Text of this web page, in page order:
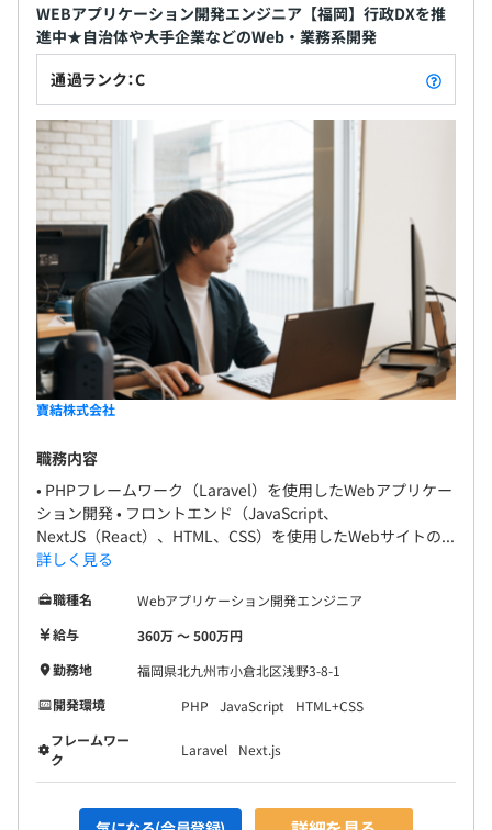
WEBアプリケーション開発エンジニア【福岡】行政DXを推
進中★自治体や大手企業などのWeb・業務系開発
通過ランク：C
寶結株式会社
職務内容
• PHPフレームワーク（Laravel）を使用したWebアプリケー
ション開発 • フロントエンド（JavaScript、
NextJS（React）、HTML、CSS）を使用したWebサイトの...
詳しく見る
職種名
Webアプリケーション開発エンジニア
給与
360万 〜 500万円
勤務地
福岡県北九州市小倉北区浅野3-8-1
開発環境
PHP JavaScript
HTML+CSS
フレームワー
ク
Laravel Next.js